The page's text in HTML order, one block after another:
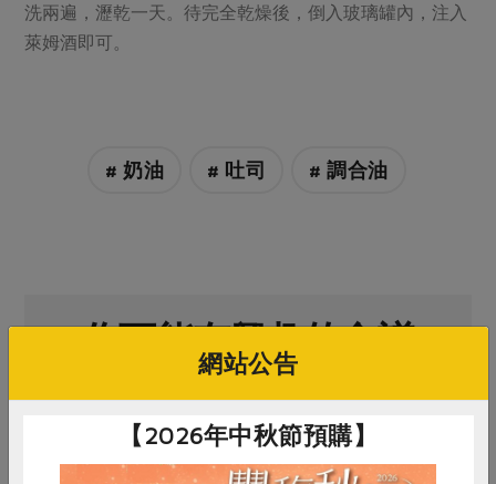
素食專區
社務會議
洗兩遍，瀝乾一天。待完全乾燥後，倒入玻璃罐內，注入
萊姆酒即可。
# 奶油 # 吐司 # 調合油
你可能有興趣的食譜
網站公告
【2026年中秋節預購】